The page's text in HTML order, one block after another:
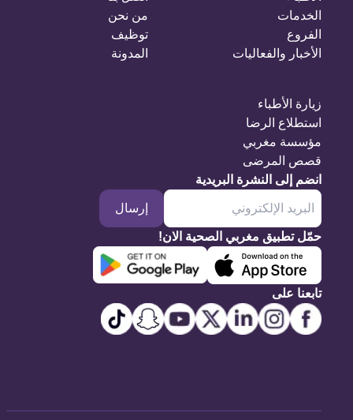
الخدمات
الفروع
الأخبار والفعاليات
من نحن
توظيف
المدونة
زيارة الأطباء
استطلاع الرضا
مؤسسة مغربي
قصص المرضى
انضم إلى النشرة البريدية
إرسال
حمّل تطبيق مغربي الصحية الان!
تابعنا على